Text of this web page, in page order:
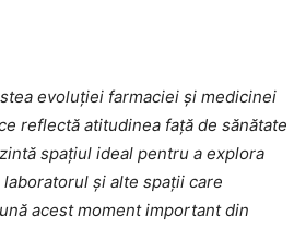
evoluției farmaciei și medicinei
reflectă atitudinea față de sănătate
spațiul ideal pentru a explora
și alte spații care
acest moment important din